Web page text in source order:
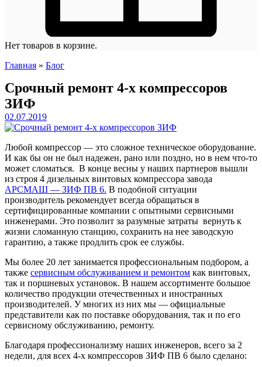
Нет товаров в корзине.
Главная » Блог
Срочный ремонт 4-х компрессоров
ЗИФ
02.07.2019
Любой компрессор — это сложное техническое оборудование.
И как бы он не был надежен, рано или поздно, но в нем что-то
может сломаться. В конце весны у наших партнеров вышли
из строя 4 дизельных винтовых компрессора завода
АРСМАШ — ЗИФ ПВ 6. В подобной ситуации
производитель рекомендует всегда обращаться в
сертифицированные компании с опытными сервисными
инженерами. Это позволит за разумные затраты вернуть к
жизни сломанную станцию, сохранить на нее заводскую
гарантию, а также продлить срок ее службы.
Мы более 20 лет занимается профессиональным подбором, а
также сервисным обслуживанием и ремонтом как винтовых,
так и поршневых установок. В нашем ассортименте большое
количество продукции отечественных и иностранных
производителей. У многих из них мы — официальные
представители как по поставке оборудования, так и по его
сервисному обслуживанию, ремонту.
Благодаря профессионализму наших инженеров, всего за 2
недели, для всех 4-х компрессоров ЗИФ ПВ 6 было сделано: